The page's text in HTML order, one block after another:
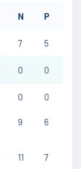
N P
7 5
0 0
0 0
9 6
11 7